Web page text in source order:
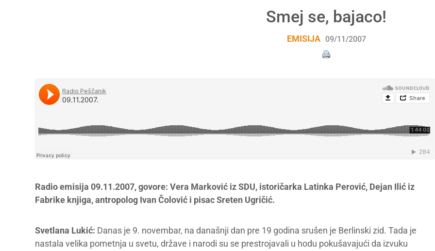
Smej se, bajaco!
EMISIJA 09/11/2007
Radio emisija 09.11.2007, govore: Vera Marković iz SDU, istoričarka Latinka Perović, Dejan Ilić iz
Fabrike knjiga, antropolog Ivan Čolović i pisac Sreten Ugričić.
Svetlana Lukić: Danas je 9. novembar, na današnji dan pre 19 godina srušen je Berlinski zid. Tada je
nastala velika pometnja u svetu, države i narodi su se prestrojavali u hodu pokušavajući da izvuku